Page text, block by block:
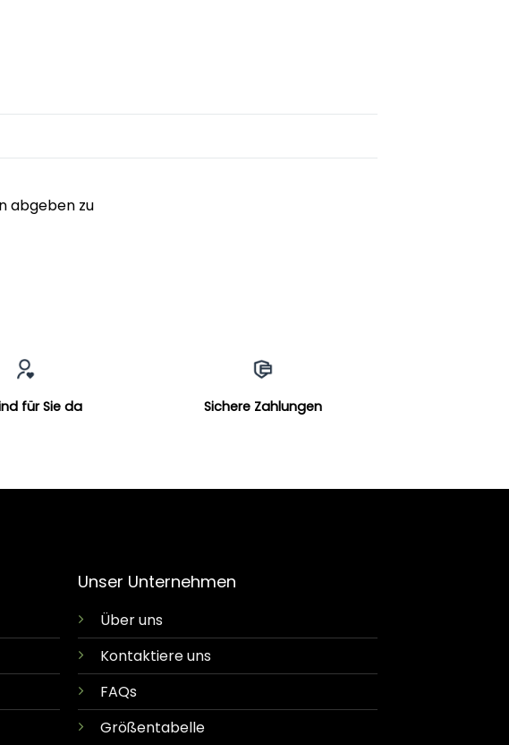
abgeben zu
für Sie da Sichere Zahlungen
Unser Unternehmen
Über uns
Kontaktiere uns
FAQs
Größentabelle